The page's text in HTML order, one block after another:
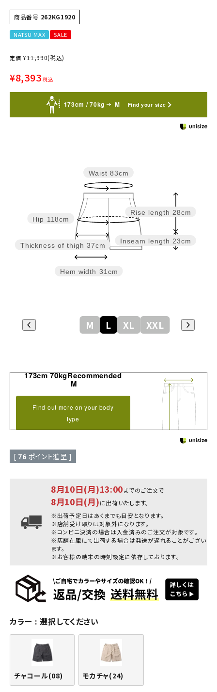
商品番号 262KG1920
NATSU MAX SALE
定価 ¥11,990(税込)
¥8,393 税込
173cm / 70kg M Find your size
Rise length 28cm
Inseam length 23cm
Hem width 31cm
Thickness of thigh 37cm
Hip 118cm
Waist 83cm
M L XL XXL
173cm 70kgRecommended
M
Find out more on your body
type
[ 76 ポイント進呈 ]
8月10日(月)13:00までのご注文で
8月10日(月)に出荷いたします。
※出荷予定日はあくまでも目安となります。
※店舗受け取りは対象外になります。
※コンビニ決済の場合は入金済みのご注文が対象です。
※店舗在庫にて出荷する場合は発送が遅れることがござい
ます。
※お客様の端末の時刻設定に依存しております。
カラー 選択してください
チャコール(08) モカチャ(24)